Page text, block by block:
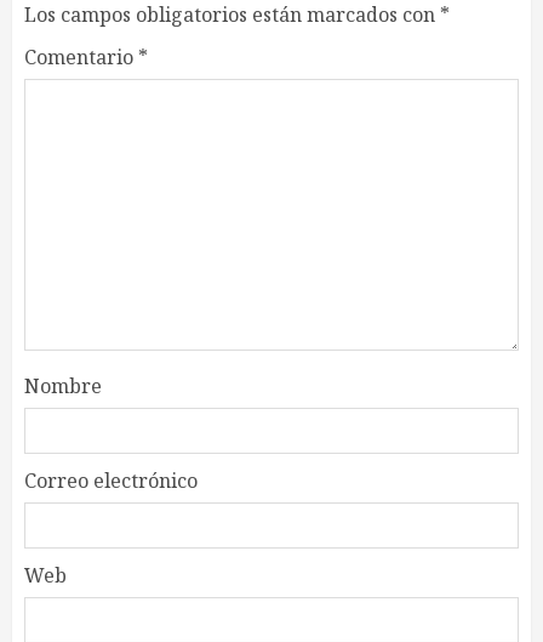
Los campos obligatorios están marcados con *
Comentario *
Nombre
Correo electrónico
Web